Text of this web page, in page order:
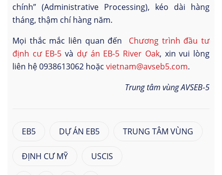
chính” (Administrative Processing), kéo dài hàng
tháng, thậm chí hàng năm.
Mọi thắc mắc liên quan đến Chương trình đầu tư
định cư EB-5 và dự án EB-5 River Oak, xin vui lòng
liên hệ 0938613062 hoặc vietnam@avseb5.com.
Trung tâm vùng AVSEB-5
EB5 DỰ ÁN EB5 TRUNG TÂM VÙNG
ĐỊNH CƯ MỸ USCIS